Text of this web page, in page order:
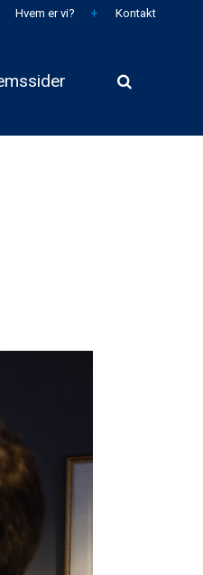
Hvem er vi? Kontakt